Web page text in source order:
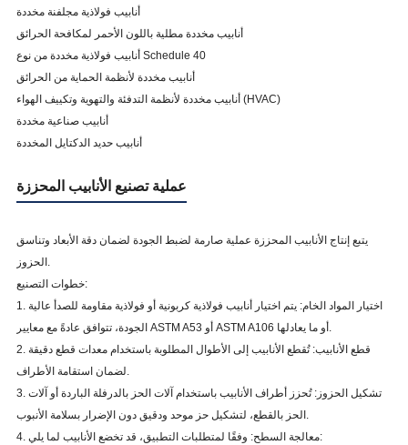
أنابيب فولاذية مجلفنة مخددة
أنابيب مخددة مطلية باللون الأحمر لمكافحة الحرائق
أنابيب فولاذية مخددة من نوع Schedule 40
أنابيب مخددة لأنظمة الحماية من الحرائق
أنابيب مخددة لأنظمة التدفئة والتهوية وتكييف الهواء (HVAC)
أنابيب صناعية مخددة
أنابيب حديد الدكتايل المخددة
عملية تصنيع الأنابيب المحززة
يتبع إنتاج الأنابيب المحززة عملية صارمة لضبط الجودة لضمان دقة الأبعاد وتناسق
الحزوز.
خطوات التصنيع:
1. اختيار المواد الخام: يتم اختيار أنابيب فولاذية كربونية أو فولاذية مقاومة للصدأ عالية
الجودة، تتوافق عادةً مع معايير ASTM A53 أو ASTM A106 أو ما يعادلها.
2. قطع الأنابيب: تُقطع الأنابيب إلى الأطوال المطلوبة باستخدام معدات قطع دقيقة
لضمان استقامة الأطراف.
3. تشكيل الحزوز: تُحزز أطراف الأنابيب باستخدام آلات الحز بالدرفلة الباردة أو آلات
الحز بالقطع، لتشكيل حز موحد ودقيق دون الإضرار بسلامة الأنبوب.
4. معالجة السطح: وفقًا لمتطلبات التطبيق، قد تخضع الأنابيب لما يلي: